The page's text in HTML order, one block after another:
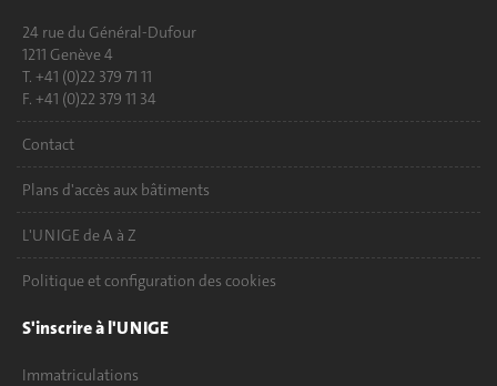
24 rue du Général-Dufour
1211 Genève 4
T. +41 (0)22 379 71 11
F. +41 (0)22 379 11 34
Contact
Plans d'accès aux bâtiments
L'UNIGE de A à Z
Politique et configuration des cookies
S'inscrire à l'UNIGE
Immatriculations